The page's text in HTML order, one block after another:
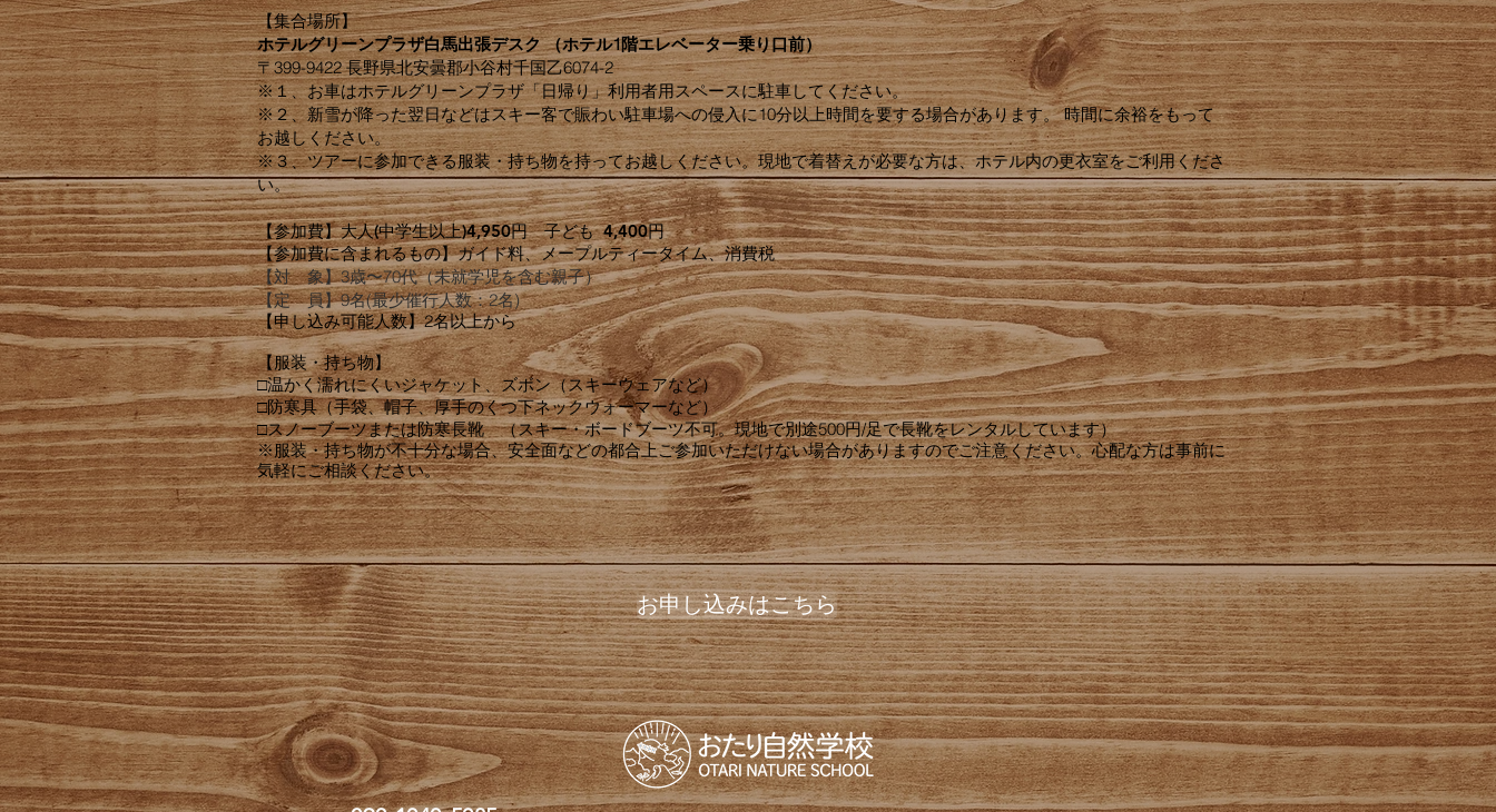
【集合場所】
ホテルグリーンプラザ白馬出張デスク （ホテル1階エレベーター乗り口前）
〒399-9422 ​長野県北安曇郡小谷村千国乙6074-2
※１、お車はホテルグリーンプラザ「日帰り」利用者用スペースに駐車してください。
※２、新雪が降った翌日などはスキー客で賑わい駐車場への侵入に10分以上時間を要する場合があります。 時間に余裕をもって
お越しください。
※３、ツアーに参加できる服装・持ち物を持ってお越しください。現地で着替えが必要な方は、ホテル内の更衣室をご利用くださ
い。
【参加費】大人(中学生以上)4,950円 子ども 4,400円
【参加費に含まれるもの】ガイド料、メープルティータイム、消費税
【対 象】3歳〜70代​（未就学児を含む親子）
【定 員】9名(最少催行人数：2名)
【申し込み可能人数】2名以上から
【服装・持ち物】
□温かく濡れにくいジャケット、ズボン（スキーウェアなど）
□防寒具（手袋、帽子、厚手のくつ下ネックウォーマーなど）
□スノーブーツまたは防寒長靴 （スキー・ボードブーツ不可。現地で別途500円/足で長靴をレンタルしています）
※服装・持ち物が不十分な場合、安全面などの都合上ご参加いただけない場合がありますのでご注意ください。心配な方は事前に
気軽にご相談ください。
お申し込みはこちら